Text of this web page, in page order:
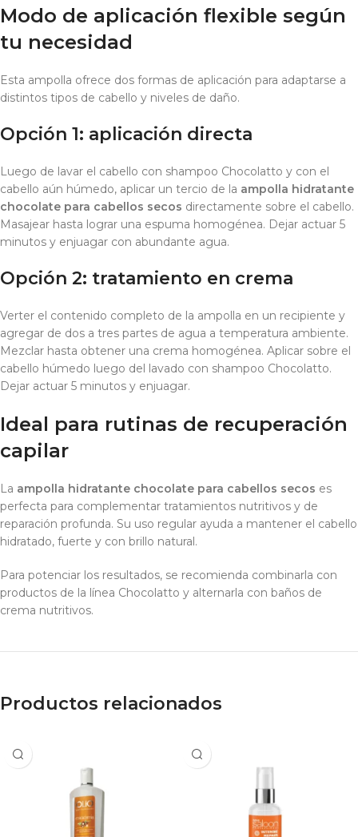
Modo de aplicación flexible según
tu necesidad
Esta ampolla ofrece dos formas de aplicación para adaptarse a
distintos tipos de cabello y niveles de daño.
Opción 1: aplicación directa
Luego de lavar el cabello con shampoo Chocolatto y con el
cabello aún húmedo, aplicar un tercio de la ampolla hidratante
chocolate para cabellos secos directamente sobre el cabello.
Masajear hasta lograr una espuma homogénea. Dejar actuar 5
minutos y enjuagar con abundante agua.
Opción 2: tratamiento en crema
Verter el contenido completo de la ampolla en un recipiente y
agregar de dos a tres partes de agua a temperatura ambiente.
Mezclar hasta obtener una crema homogénea. Aplicar sobre el
cabello húmedo luego del lavado con shampoo Chocolatto.
Dejar actuar 5 minutos y enjuagar.
Ideal para rutinas de recuperación
capilar
La ampolla hidratante chocolate para cabellos secos es
perfecta para complementar tratamientos nutritivos y de
reparación profunda. Su uso regular ayuda a mantener el cabello
hidratado, fuerte y con brillo natural.
Para potenciar los resultados, se recomienda combinarla con
productos de la línea Chocolatto y alternarla con baños de
crema nutritivos.
Productos relacionados